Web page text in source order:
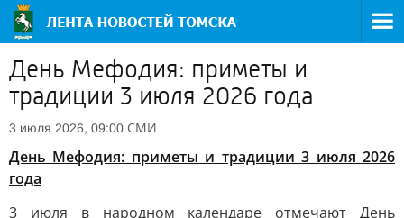
День Мефодия: приметы и
традиции 3 июля 2026 года
3 июля 2026, 09:00 СМИ
День Мефодия: приметы и традиции 3 июля 2026
года
3 июля в народном календаре отмечают День